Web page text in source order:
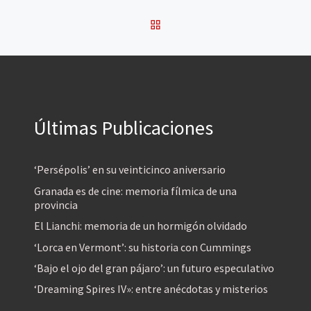
VOLVER A LA LISTA DE
Últimas Publicaciones
‘Persépolis’ en su veinticinco aniversario
Granada es de cine: memoria fílmica de una
provincia
El Lianchi: memoria de un hormigón olvidado
‘Lorca en Vermont’: su historia con Cummings
‘Bajo el ojo del gran pájaro’: un futuro especulativo
‘Dreaming Spires IV»: entre anécdotas y misterios